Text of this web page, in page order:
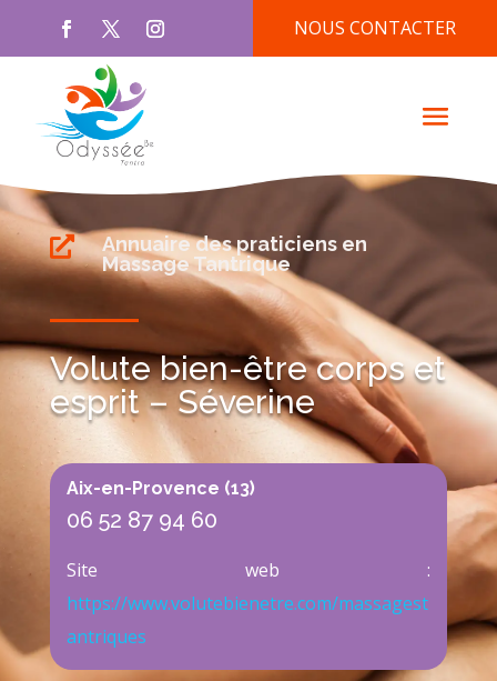
NOUS CONTACTER

Annuaire des praticiens en
Massage Tantrique
Volute bien-être corps et
esprit – Séverine
Aix-en-Provence (13)
06 52 87 94 60
Site web :
https://www.volutebienetre.com/massagest
antriques